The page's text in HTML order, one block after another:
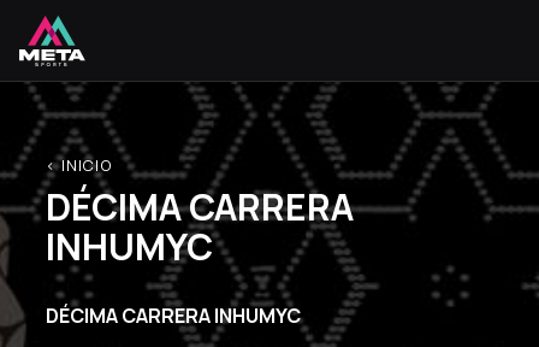
< INICIO
DÉCIMA CARRERA
INHUMYC
DÉCIMA CARRERA INHUMYC